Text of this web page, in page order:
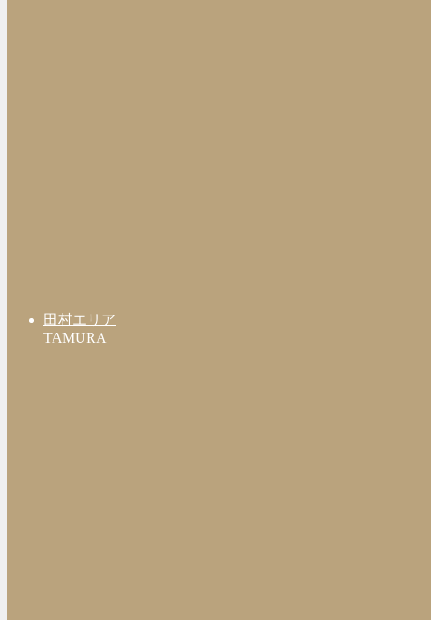
田村エリア
TAMURA